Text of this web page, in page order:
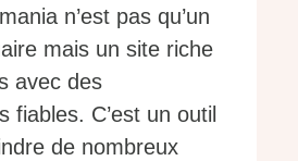
n’est pas qu’un
mais un site riche
avec des
fiables. C’est un outil
de nombreux